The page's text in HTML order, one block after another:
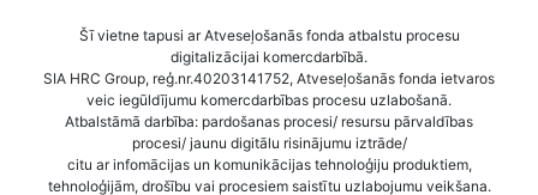
Šī vietne tapusi ar Atveseļošanās fonda atbalstu procesu
digitalizācijai komercdarbībā.
SIA HRC Group, reģ.nr.40203141752, Atveseļošanās fonda ietvaros
veic iegūldījumu komercdarbības procesu uzlabošanā.
Atbalstāmā darbība: pardošanas procesi/ resursu pārvaldības
procesi/ jaunu digitālu risinājumu iztrāde/
citu ar infomācijas un komunikācijas tehnoloģiju produktiem,
tehnoloģijām, drošību vai procesiem saistītu uzlabojumu veikšana.